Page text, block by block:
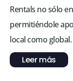
Rentals no sólo
permitiéndole
local como global.
Leer más